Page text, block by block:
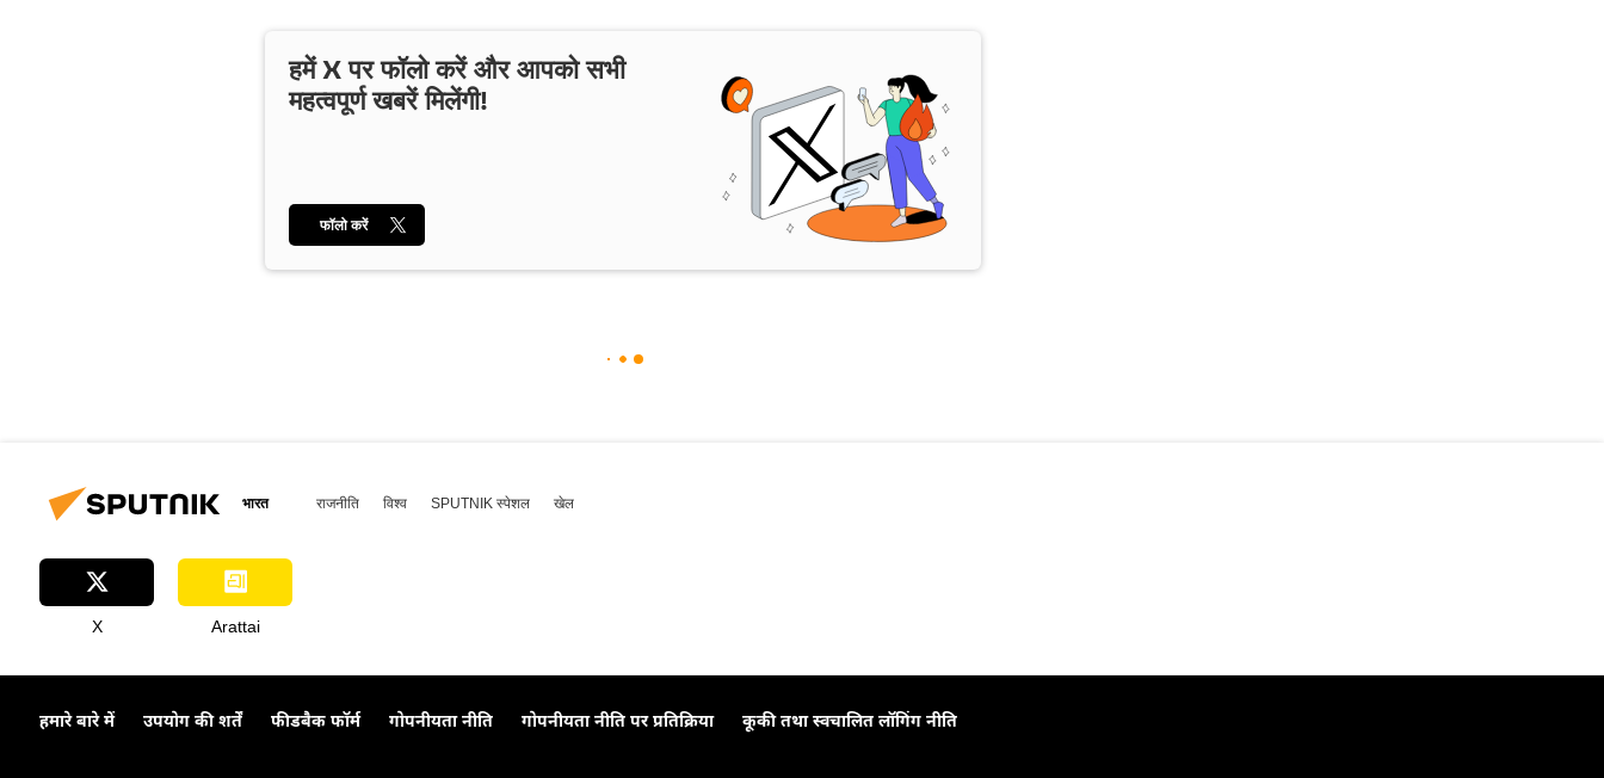
हमें X पर फॉलो करें और आपको सभी
महत्वपूर्ण खबरें मिलेंगी!
फॉलो करें
भारत राजनीति विश्व SPUTNIK स्पेशल खेल
X Arattai
हमारे बारे में उपयोग की शर्तें फीडबैक फॉर्म गोपनीयता नीति गोपनीयता नीति पर प्रतिक्रिया कूकी तथा स्वचालित लॉगिंग नीति